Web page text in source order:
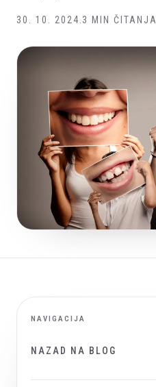
30. 10. 2024. 3 MIN ČITANJA
NAVIGACIJA
NAZAD NA BLOG